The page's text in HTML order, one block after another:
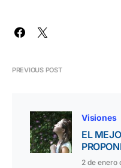
PREVIOUS POST
Visiones
EL
2 de enero